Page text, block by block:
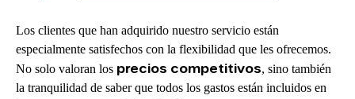
Los clientes que han adquirido nuestro servicio están
especialmente satisfechos con la flexibilidad que les ofrecemos.
No solo valoran los precios competitivos, sino también
la tranquilidad de saber que todos los gastos están incluidos en